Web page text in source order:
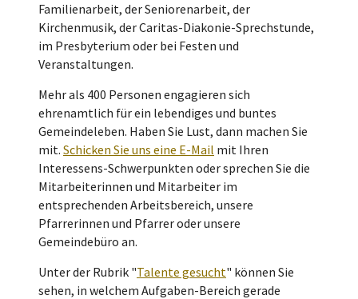
Familienarbeit, der Seniorenarbeit, der
Kirchenmusik, der Caritas-Diakonie-Sprechstunde,
im Presbyterium oder bei Festen und
Veranstaltungen.
Mehr als 400 Personen engagieren sich
ehrenamtlich für ein lebendiges und buntes
Gemeindeleben. Haben Sie Lust, dann machen Sie
mit. Schicken Sie uns eine E-Mail mit Ihren
Interessens-Schwerpunkten oder sprechen Sie die
Mitarbeiterinnen und Mitarbeiter im
entsprechenden Arbeitsbereich, unsere
Pfarrerinnen und Pfarrer oder unsere
Gemeindebüro an.
Unter der Rubrik "Talente gesucht" können Sie
sehen, in welchem Aufgaben-Bereich gerade